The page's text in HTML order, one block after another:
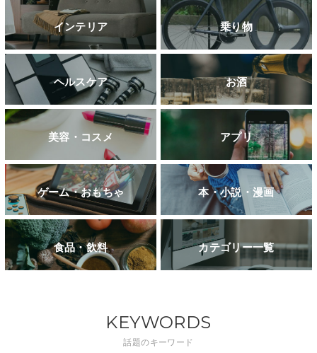
インテリア 乗り物
ヘルスケア お酒
美容・コスメ アプリ
ゲーム・おもちゃ 本・小説・漫画
食品・飲料 カテゴリー一覧
KEYWORDS
話題のキーワード